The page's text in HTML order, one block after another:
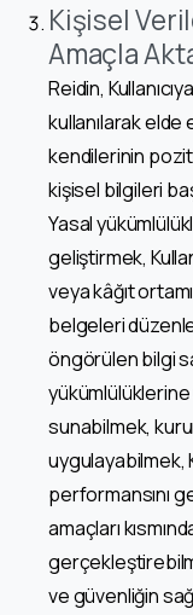
Kişisel
Amaçla
Reidin,
kullanılarak elde
kendilerinin
kişisel bilgileri
Yasal
geliştirmek,
veya kâğıt
belgeleri
öngörülen bilgi
sunabilmek,
uygulayabilmek,
performansını
amaçları
ve güvenliğin